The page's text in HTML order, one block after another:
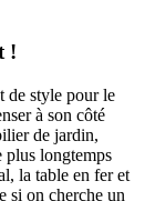
!
de style pour le
à son côté
de jardin,
plus longtemps
la table en fer et
si on cherche un